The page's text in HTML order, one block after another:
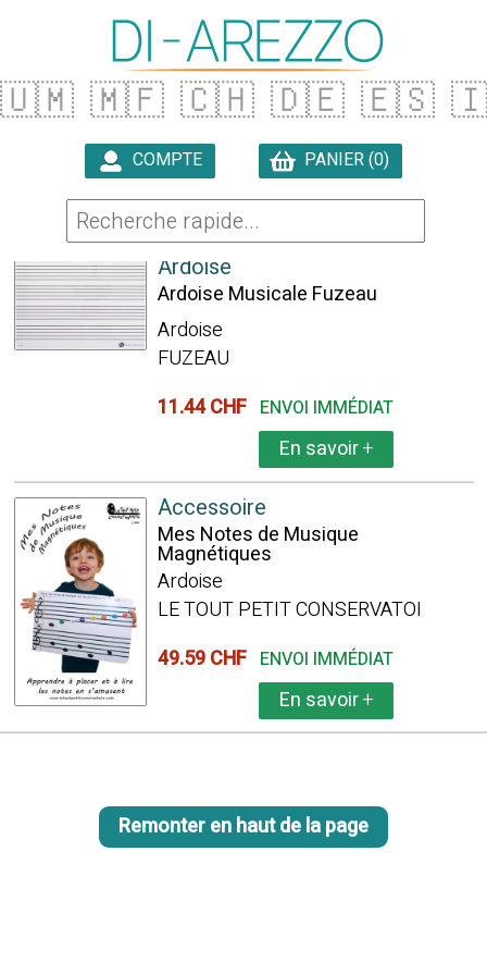
🇺🇲 🇲🇫 🇨🇭 🇩🇪 🇪🇸
COMPTE PANIER (0)
2 ARTICLES TROUVÉS
Ardoise
Ardoise Musicale Fuzeau
Ardoise
FUZEAU
11.44 CHF ENVOI IMMÉDIAT
En savoir+
Accessoire
Mes Notes de Musique
Magnétiques
Ardoise
LE TOUT PETIT CONSERVATOI
49.59 CHF ENVOI IMMÉDIAT
En savoir+
Remonter en haut de la page